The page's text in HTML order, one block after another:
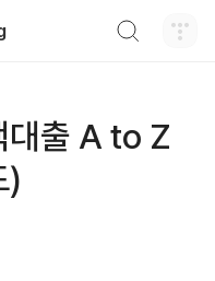
대출 A to Z
)